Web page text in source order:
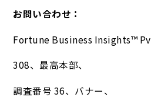
お問い合わせ：
Fortune Business Insights™
308、最高本部、
調査番号 36、バナー、